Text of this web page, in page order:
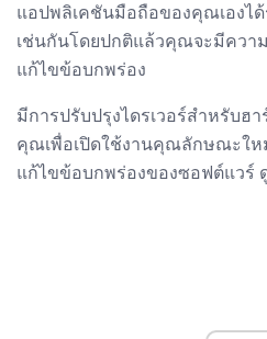
แอปพลิเคชันมือถือของคุณเองไ
เช่นกันโดยปกติแล้วคุณจะมีควา
แก้ไขข้อบกพร่อง
มีการปรับปรุงไดรเวอร์สำหรับฮ
คุณเพื่อเปิดใช้งานคุณลักษณะให
แก้ไขข้อบกพร่องของซอฟต์แวร์